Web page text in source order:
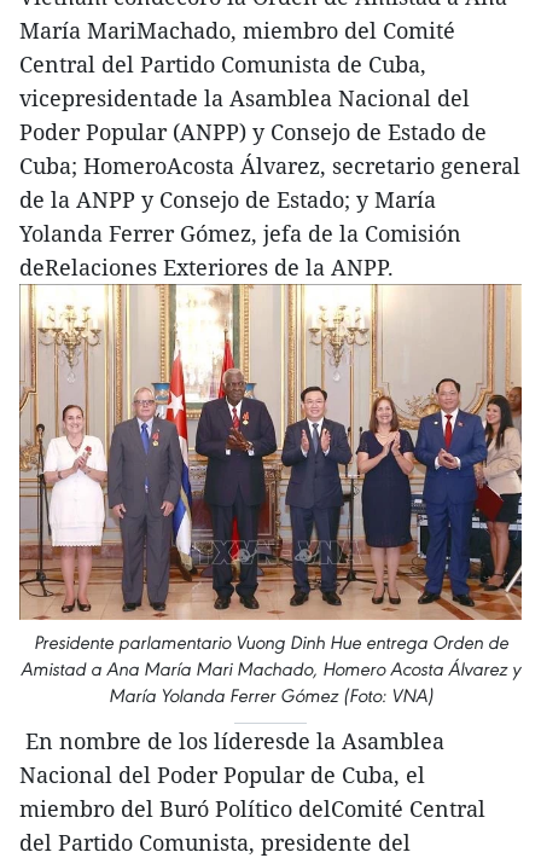
María MariMachado, miembro del Comité
Central del Partido Comunista de Cuba,
vicepresidentade la Asamblea Nacional del
Poder Popular (ANPP) y Consejo de Estado de
Cuba; HomeroAcosta Álvarez, secretario general
de la ANPP y Consejo de Estado; y María
Yolanda Ferrer Gómez, jefa de la Comisión
deRelaciones Exteriores de la ANPP.
Presidente parlamentario Vuong Dinh Hue entrega Orden de
Amistad a Ana María Mari Machado, Homero Acosta Álvarez y
María Yolanda Ferrer Gómez (Foto: VNA)
En nombre de los líderesde la Asamblea
Nacional del Poder Popular de Cuba, el
miembro del Buró Político delComité Central
del Partido Comunista, presidente del